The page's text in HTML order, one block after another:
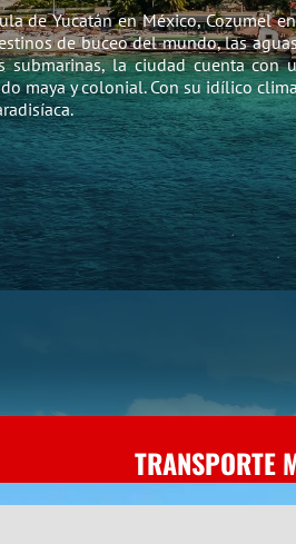
de Yucatán en México, Cozumel
de buceo del mundo, las
submarinas, la ciudad cuenta
maya y colonial. Con su idílico
TRANSPORTE